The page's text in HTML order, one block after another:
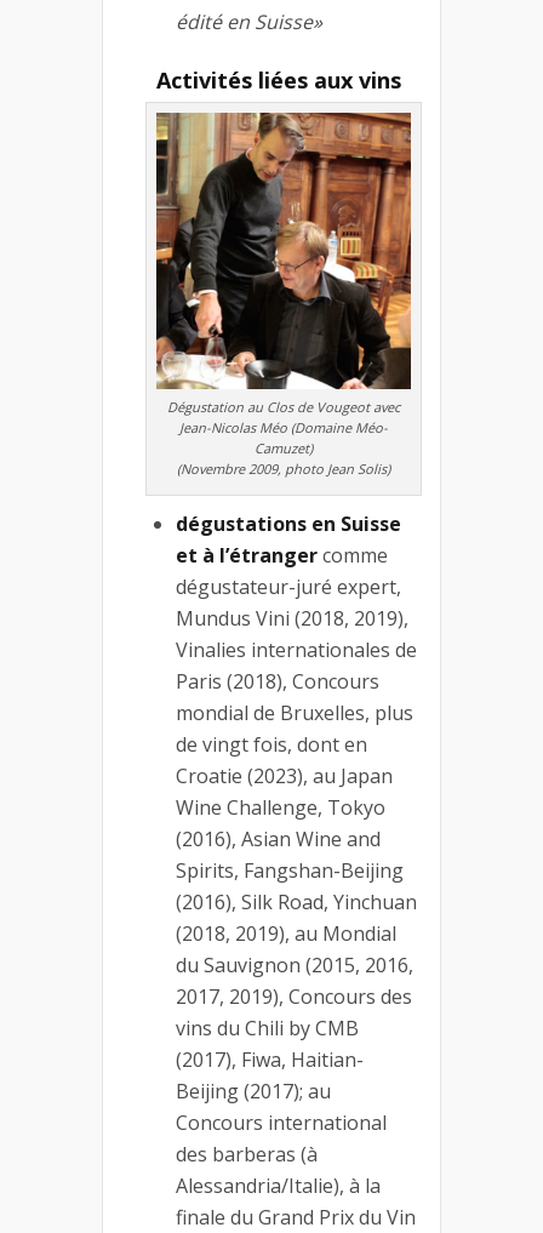
édité en Suisse»
Activités liées aux vins
Dégustation au Clos de Vougeot avec
Jean-Nicolas Méo (Domaine Méo-
Camuzet)
(Novembre 2009, photo Jean Solis)
dégustations en Suisse
et à l’étrangercomme
dégustateur-juré expert,
Mundus Vini (2018, 2019),
Vinalies internationales de
Paris (2018), Concours
mondial de Bruxelles, plus
de vingt fois, dont en
Croatie (2023), au Japan
Wine Challenge, Tokyo
(2016), Asian Wine and
Spirits, Fangshan-Beijing
(2016), Silk Road, Yinchuan
(2018, 2019), au Mondial
du Sauvignon (2015, 2016,
2017, 2019), Concours des
vins du Chili by CMB
(2017), Fiwa, Haitian-
Beijing (2017); au
Concours international
des barberas (à
Alessandria/Italie), à la
finale du Grand Prix du Vin